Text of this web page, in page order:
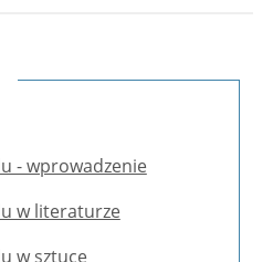
- wprowadzenie
w literaturze
w sztuce